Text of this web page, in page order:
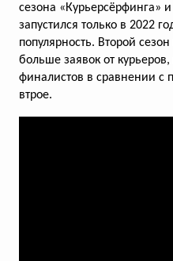
сезона «Курьерсёрфинга»
запустился только в 2022
популярность. Второй
больше заявок от курьеров,
финалистов в сравнении с
втрое.
Детские
блюд в
«Кухня на
Специальная